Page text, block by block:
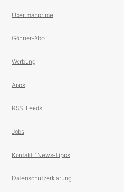
Über macprime
Gönner-Abo
Werbung
Apps
RSS-Feeds
Jobs
Kontakt / News-Tipps
Datenschutzerklärung